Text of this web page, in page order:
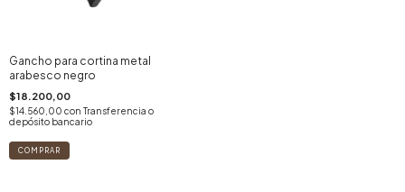
Gancho para cortina metal
arabesco negro
$18.200,00
$14.560,00 con Transferencia o
depósito bancario